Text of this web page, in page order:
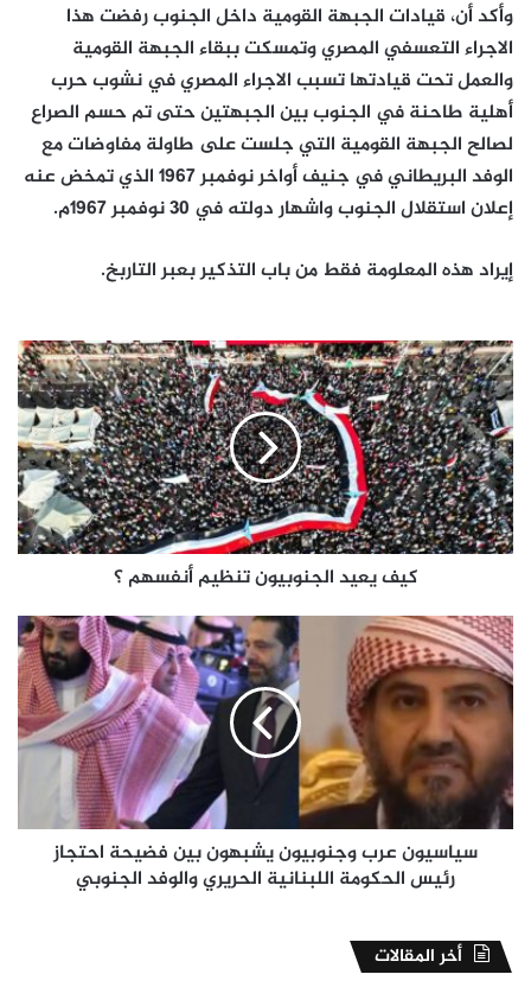
وأكد أن، قيادات الجبهة القومية داخل الجنوب رفضت هذا
الاجراء التعسفي المصري وتمسكت ببقاء الجبهة القومية
والعمل تحت قيادتها تسبب الاجراء المصري في نشوب حرب
أهلية طاحنة في الجنوب بين الجبهتين حتى تم حسم الصراع
لصالح الجبهة القومية التي جلست على طاولة مفاوضات مع
الوفد البريطاني في جنيف أواخر نوفمبر 1967 الذي تمخض عنه
إعلان استقلال الجنوب واشهار دولته في 30 نوفمبر 1967م.
إيراد هذه المعلومة فقط من باب التذكير بعبر التاربخ.
كيف
يعيد
الجنوبيون
تنظيم
أنفسهم
؟
كيف يعيد الجنوبيون تنظيم أنفسهم ؟
سياسيون
عرب
وجنوبيون
يشبهون
فضيحة
احتجاز
رئيس
الحكومة
اللبنانيةسياسيون عرب وجنوبيون يشبهون بين فضيحة احتجاز
رئيس الحكومة اللبنانية الحريري والوفد الجنوبي
أخر المقالات